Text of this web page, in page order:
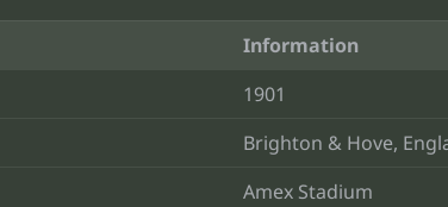
Information
1901
Brighton & Hove,
Amex Stadium